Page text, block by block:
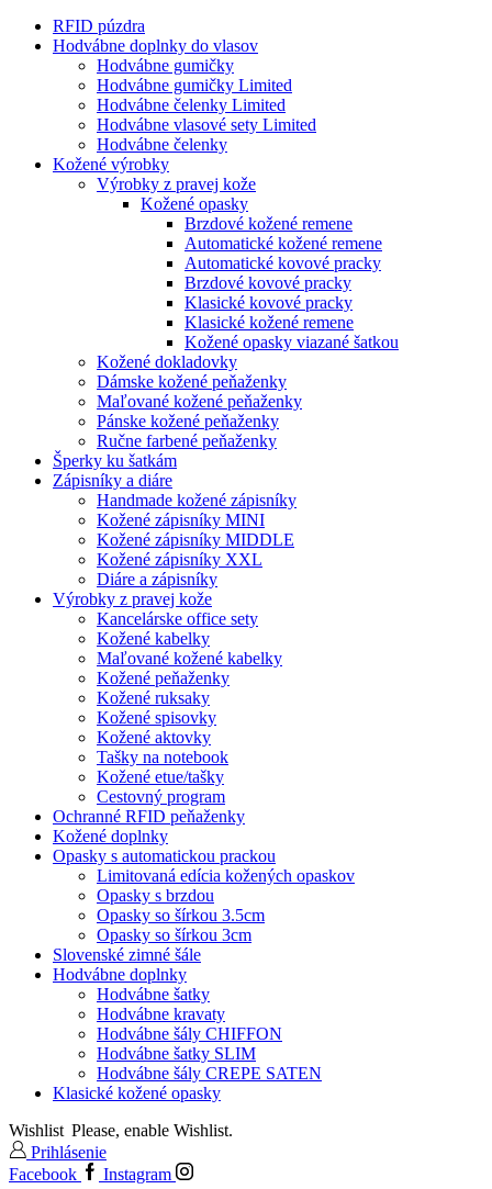
RFID púzdra
Hodvábne doplnky do vlasov
Hodvábne gumičky
Hodvábne gumičky Limited
Hodvábne čelenky Limited
Hodvábne vlasové sety Limited
Hodvábne čelenky
Kožené výrobky
Výrobky z pravej kože
Kožené opasky
Brzdové kožené remene
Automatické kožené remene
Automatické kovové pracky
Brzdové kovové pracky
Klasické kovové pracky
Klasické kožené remene
Kožené opasky viazané šatkou
Kožené dokladovky
Dámske kožené peňaženky
Maľované kožené peňaženky
Pánske kožené peňaženky
Ručne farbené peňaženky
Šperky ku šatkám
Zápisníky a diáre
Handmade kožené zápisníky
Kožené zápisníky MINI
Kožené zápisníky MIDDLE
Kožené zápisníky XXL
Diáre a zápisníky
Výrobky z pravej kože
Kancelárske office sety
Kožené kabelky
Maľované kožené kabelky
Kožené peňaženky
Kožené ruksaky
Kožené spisovky
Kožené aktovky
Tašky na notebook
Kožené etue/tašky
Cestovný program
Ochranné RFID peňaženky
Kožené doplnky
Opasky s automatickou prackou
Limitovaná edícia kožených opaskov
Opasky s brzdou
Opasky so šírkou 3.5cm
Opasky so šírkou 3cm
Slovenské zimné šále
Hodvábne doplnky
Hodvábne šatky
Hodvábne kravaty
Hodvábne šály CHIFFON
Hodvábne šatky SLIM
Hodvábne šály CREPE SATEN
Klasické kožené opasky
Wishlist Please, enable Wishlist.
Prihlásenie
Facebook
Instagram